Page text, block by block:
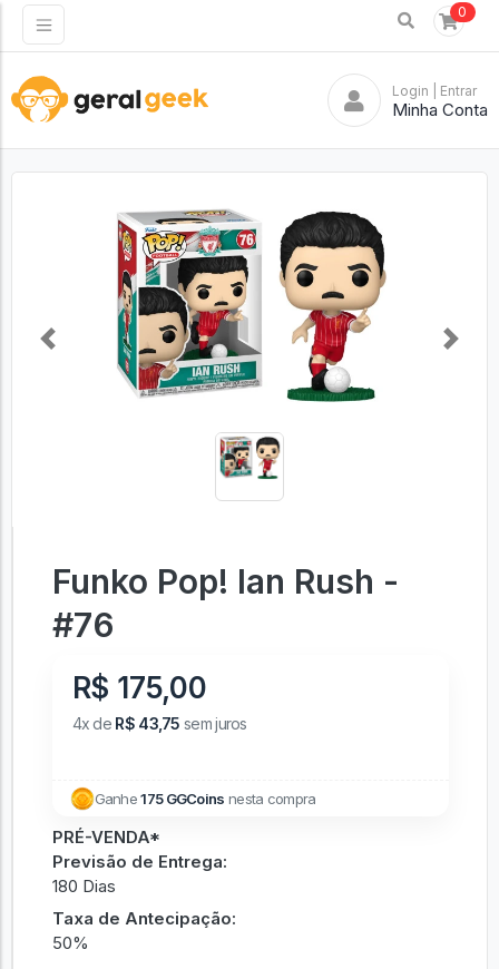
0
Login | Entrar
Minha Conta
Previous Next
Funko Pop! Ian Rush -
#76
R$ 175,00
4x de R$ 43,75 sem juros
Ganhe175 GGCoins nesta compra
PRÉ-VENDA*
Previsão de Entrega:
180 Dias
Taxa de Antecipação:
50%